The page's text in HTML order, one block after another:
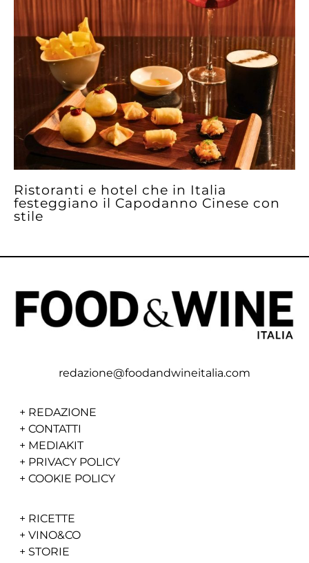
Ristoranti e hotel che in Italia
festeggiano il Capodanno Cinese con
stile
redazione@foodandwineitalia.com
+ REDAZIONE
+ CONTATTI
+ MEDIAKIT
+ PRIVACY POLICY
+ COOKIE POLICY
+ RICETTE
+ VINO&CO
+ STORIE